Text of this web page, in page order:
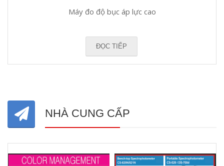
Máy đo độ bục áp lực cao
ĐỌC TIẾP
NHÀ CUNG CẤP